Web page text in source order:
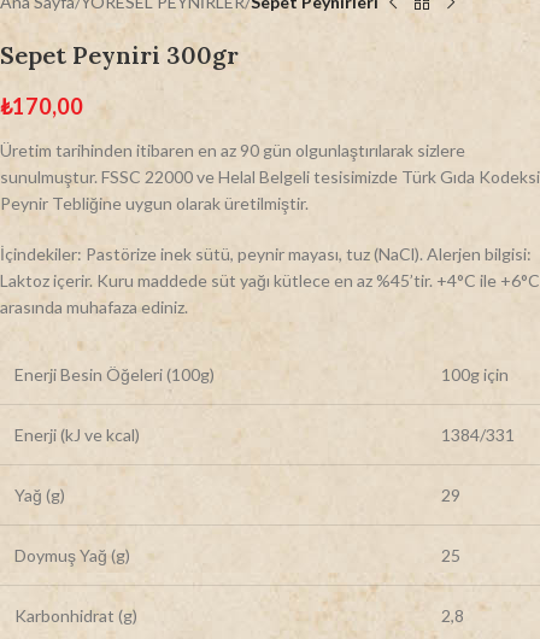
Sepet Peyniri 300gr
₺170,00
Üretim tarihinden itibaren en az 90 gün olgunlaştırılarak sizlere
sunulmuştur. FSSC 22000 ve Helal Belgeli tesisimizde Türk Gıda Kodeksi
Peynir Tebliğine uygun olarak üretilmiştir.
İçindekiler: Pastörize inek sütü, peynir mayası, tuz (NaCl). Alerjen bilgisi:
Laktoz içerir. Kuru maddede süt yağı kütlece en az %45’tir. +4°C ile +6°C
arasında muhafaza ediniz.
Enerji Besin Öğeleri (100g) 100g için
Enerji (kJ ve kcal) 1384/331
Yağ (g) 29
Doymuş Yağ (g) 25
Karbonhidrat (g) 2,8